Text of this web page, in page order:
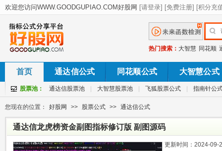
热门搜索： 大智慧 同花顺
首页 通达信公式 同花顺公式 大智慧公式
股票池： 通达信股票池 大智慧股票池 飞狐股票公式 指南针公
您现在的位置： 好股网 >> 股票公式 >> 通达信公式
通达信龙虎榜资金副图指标修订版 副图源码
更新时间： 2024-09-